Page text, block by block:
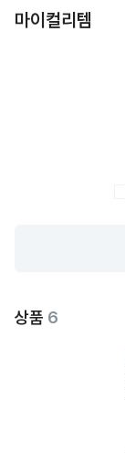
마이컬리템
상품 6